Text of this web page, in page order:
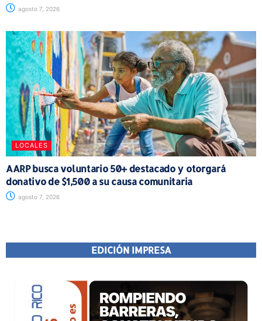
agosto 7, 2026
LOCALES
AARP busca voluntario 50+ destacado y otorgará
donativo de $1,500 a su causa comunitaria
agosto 7, 2026
EDICIÓN IMPRESA